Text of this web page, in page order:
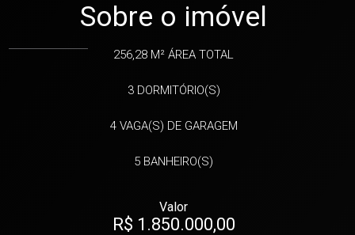
Sobre o imóvel
256,28 M² ÁREA TOTAL
3DORMITÓRIO(S)
4VAGA(S) DE GARAGEM
5 BANHEIRO(S)
Valor
R$ 1.850.000,00